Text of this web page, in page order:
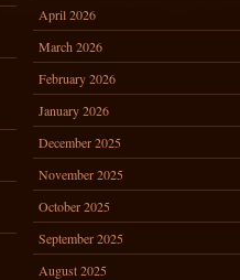
April 2026
March 2026
February 2026
January 2026
December 2025
November 2025
October 2025
September 2025
August 2025